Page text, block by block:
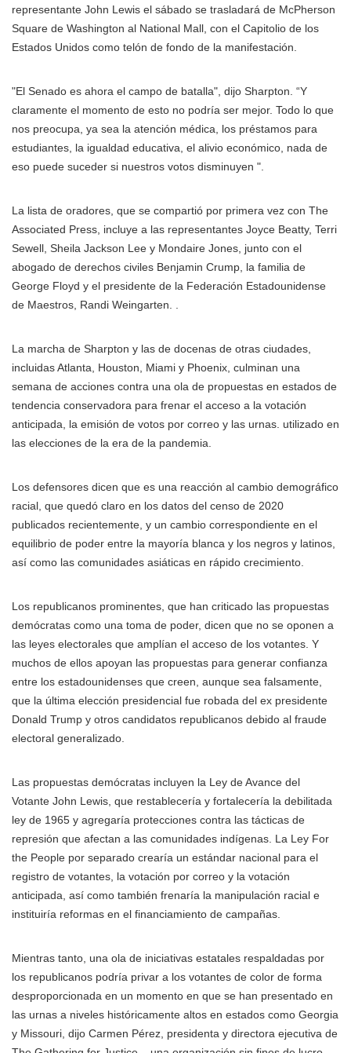
representante John Lewis el sábado se trasladará de McPherson
Square de Washington al National Mall, con el Capitolio de los
Estados Unidos como telón de fondo de la manifestación.
"El Senado es ahora el campo de batalla", dijo Sharpton. “Y
claramente el momento de esto no podría ser mejor. Todo lo que
nos preocupa, ya sea la atención médica, los préstamos para
estudiantes, la igualdad educativa, el alivio económico, nada de
eso puede suceder si nuestros votos disminuyen ".
La lista de oradores, que se compartió por primera vez con The
Associated Press, incluye a las representantes Joyce Beatty, Terri
Sewell, Sheila Jackson Lee y Mondaire Jones, junto con el
abogado de derechos civiles Benjamin Crump, la familia de
George Floyd y el presidente de la Federación Estadounidense
de Maestros, Randi Weingarten. .
La marcha de Sharpton y las de docenas de otras ciudades,
incluidas Atlanta, Houston, Miami y Phoenix, culminan una
semana de acciones contra una ola de propuestas en estados de
tendencia conservadora para frenar el acceso a la votación
anticipada, la emisión de votos por correo y las urnas. utilizado en
las elecciones de la era de la pandemia.
Los defensores dicen que es una reacción al cambio demográfico
racial, que quedó claro en los datos del censo de 2020
publicados recientemente, y un cambio correspondiente en el
equilibrio de poder entre la mayoría blanca y los negros y latinos,
así como las comunidades asiáticas en rápido crecimiento.
Los republicanos prominentes, que han criticado las propuestas
demócratas como una toma de poder, dicen que no se oponen a
las leyes electorales que amplían el acceso de los votantes. Y
muchos de ellos apoyan las propuestas para generar confianza
entre los estadounidenses que creen, aunque sea falsamente,
que la última elección presidencial fue robada del ex presidente
Donald Trump y otros candidatos republicanos debido al fraude
electoral generalizado.
Las propuestas demócratas incluyen la Ley de Avance del
Votante John Lewis, que restablecería y fortalecería la debilitada
ley de 1965 y agregaría protecciones contra las tácticas de
represión que afectan a las comunidades indígenas. La Ley For
the People por separado crearía un estándar nacional para el
registro de votantes, la votación por correo y la votación
anticipada, así como también frenaría la manipulación racial e
instituiría reformas en el financiamiento de campañas.
Mientras tanto, una ola de iniciativas estatales respaldadas por
los republicanos podría privar a los votantes de color de forma
desproporcionada en un momento en que se han presentado en
las urnas a niveles históricamente altos en estados como Georgia
y Missouri, dijo Carmen Pérez, presidenta y directora ejecutiva de